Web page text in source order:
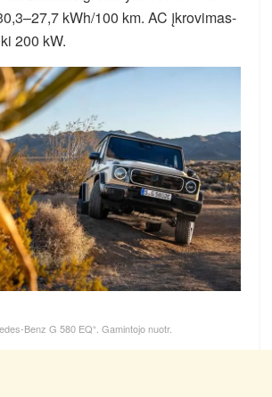
kWh/100 km. AC įkrovimas-
200 kW.
Benz G 580 EQ“. Gamintojo nuotr.